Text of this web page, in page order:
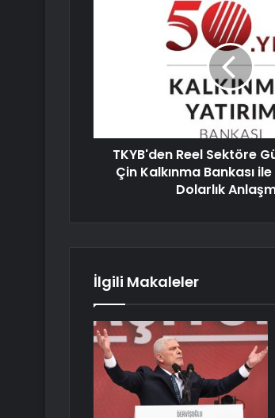
TKYB'den Reel Sektöre
Çin Kalkınma Bankası
Dolarlık
İlgili Makaleler